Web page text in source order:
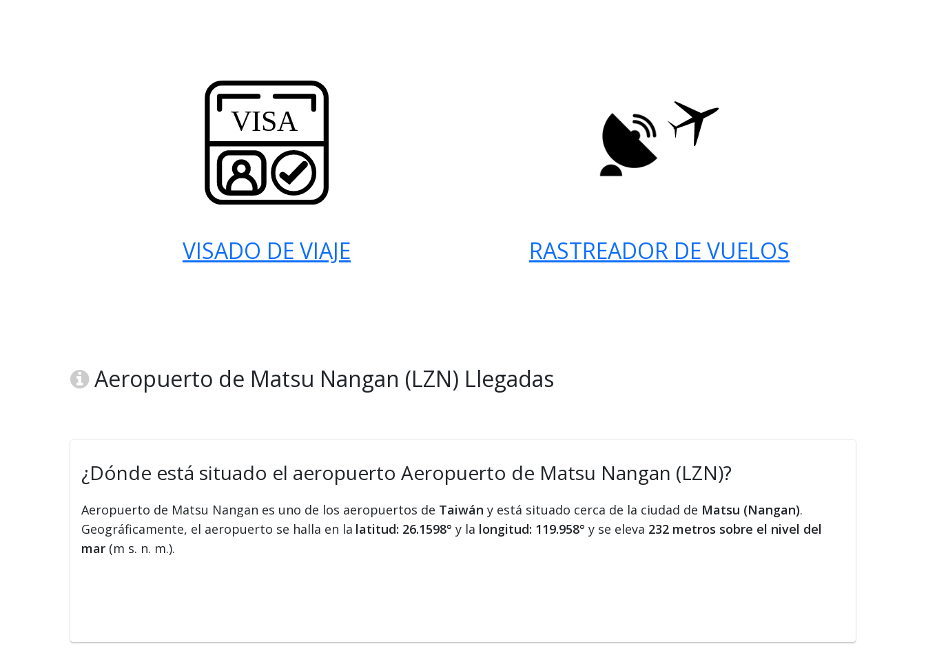
VISADO DE VIAJE RASTREADOR DE VUELOS
Aeropuerto de Matsu Nangan (LZN) Llegadas
¿Dónde está situado el aeropuerto Aeropuerto de Matsu Nangan (LZN)?
Aeropuerto de Matsu Nangan es uno de los aeropuertos de Taiwán y está situado cerca de la ciudad de Matsu (Nangan).
Geográficamente, el aeropuerto se halla en la latitud: 26.1598° y la longitud: 119.958° y se eleva 232 metros sobre el nivel del
mar (m s. n. m.).